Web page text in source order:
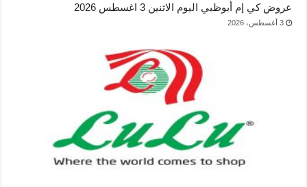
عروض كي إم أبوظبي اليوم الاثنين 3 اغسطس 2026
3 أغسطس، 2026